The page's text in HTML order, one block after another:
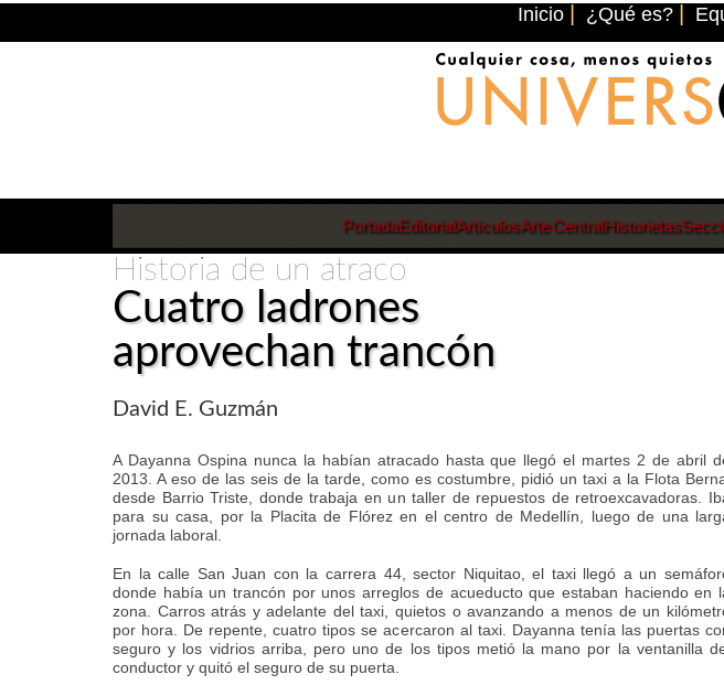
Inicio ¿Qué es?
PortadaEditorialArtículosArte CentralHistorietas
Historia de un atraco
Cuatro ladrones
aprovechan trancón
David E. Guzmán
A Dayanna Ospina nunca la habían atracado hasta que llegó el martes 2 de abril
2013. A eso de las seis de la tarde, como es costumbre, pidió un taxi a la Flota
desde Barrio Triste, donde trabaja en un taller de repuestos de retroexcavadoras.
para su casa, por la Placita de Flórez en el centro de Medellín, luego de una
jornada laboral.
En la calle San Juan con la carrera 44, sector Niquitao, el taxi llegó a un
donde había un trancón por unos arreglos de acueducto que estaban haciendo en
zona. Carros atrás y adelante del taxi, quietos o avanzando a menos de un
por hora. De repente, cuatro tipos se acercaron al taxi. Dayanna tenía las puertas
seguro y los vidrios arriba, pero uno de los tipos metió la mano por la ventanilla
conductor y quitó el seguro de su puerta.